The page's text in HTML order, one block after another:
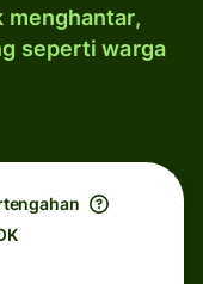
menghantar,
seperti warga